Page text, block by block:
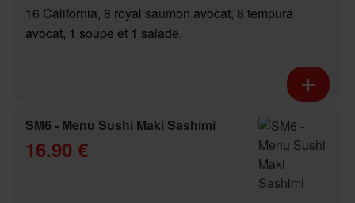
16 California, 8 royal saumon avocat, 8 tempura
avocat, 1 soupe et 1 salade.
SM6 - Menu Sushi Maki Sashimi
16.90 €